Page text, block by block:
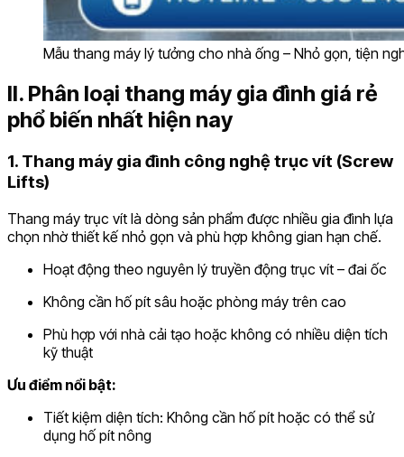
Mẫu thang máy lý tưởng cho nhà ống – Nhỏ gọn, tiện
II. Phân loại thang máy gia đình giá rẻ
phổ biến nhất hiện nay
1. Thang máy gia đình công nghệ trục vít (Screw
Lifts)
Thang máy trục vít là dòng sản phẩm được nhiều gia đình lựa
chọn nhờ thiết kế nhỏ gọn và phù hợp không gian hạn chế.
Hoạt động theo nguyên lý truyền động trục vít – đai ốc
Không cần hố pít sâu hoặc phòng máy trên cao
Phù hợp với nhà cải tạo hoặc không có nhiều diện tích
kỹ thuật
Ưu điểm nổi bật:
Tiết kiệm diện tích: Không cần hố pít hoặc có thể sử
dụng hố pít nông